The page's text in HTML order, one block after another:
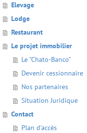
Elevage
Lodge
Restaurant
Le projet immobilier
Le "Chato-Banco"
Devenir cessionnaire
Nos partenaires
Situation Juridique
Contact
Plan d'accès